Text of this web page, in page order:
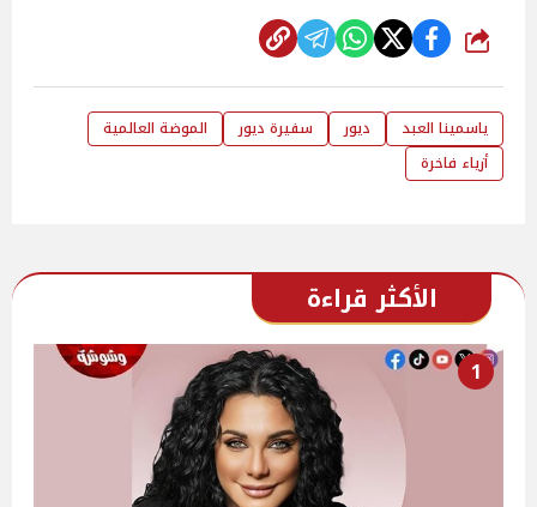
شارك
ياسمينا العبد ديور سفيرة ديور
الموضة العالمية
أزياء فاخرة
الأكثر قراءة
1